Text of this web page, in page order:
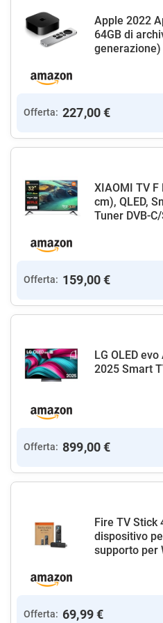
Apple 2022
64GB di
generazione)
Offerta: 227,00 €
XIAOMI TV F
cm), QLED,
Tuner DVB-
Offerta: 159,00 €
LG OLED
2025 Smart
Offerta: 899,00 €
Fire TV Stick
dispositivo
supporto per
Offerta: 69,99 €